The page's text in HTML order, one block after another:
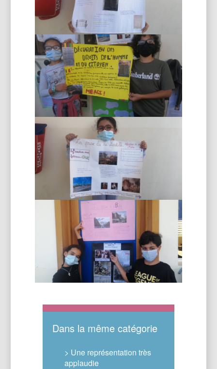
Dans la même catégorie
> Une représentation très
applaudie